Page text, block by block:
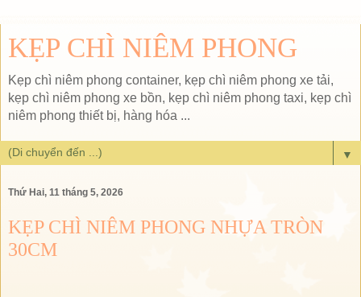
KẸP CHÌ NIÊM PHONG
Kẹp chì niêm phong container, kẹp chì niêm phong xe tải,
kẹp chì niêm phong xe bồn, kẹp chì niêm phong taxi, kẹp chì
niêm phong thiết bị, hàng hóa ...
▼
Thứ Hai, 11 tháng 5, 2026
KẸP CHÌ NIÊM PHONG NHỰA TRÒN
30CM